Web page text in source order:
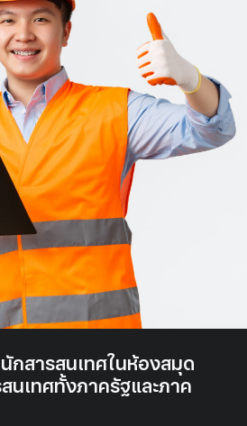
กสารสนเทศในห้องสมุด
นเทศทั้งภาครัฐและภาค